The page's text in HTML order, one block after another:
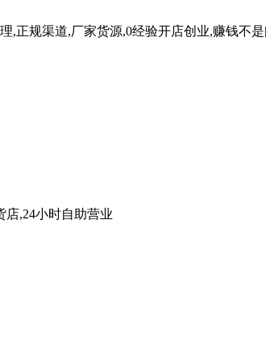
,正规渠道,厂家货源,0经验开店创业,赚钱不
店,24小时自助营业